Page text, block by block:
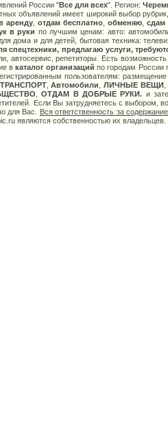
России "Все для всех". Регион:
объявлений имеет широкий выбор
аренду отдам бесплатно обменяю сдам
в руки по лучшим ценам: авто:
дома и для детей, бытовая техника:
спецтехники, предлагаю услуги,
автосервис, репетиторы. Есть
в каталог организаций по городам России
пользователям:
ТРАНСПОРТ,Автомобили ,ЛИЧНЫЕ ВЕЩИ,
,ОТДАМ В ДОБРЫЕ РУКИ. и
Если Вы затрудняетесь с выбором,
для Вас.
Вся ответственность за
являются собственностью их владельцев.